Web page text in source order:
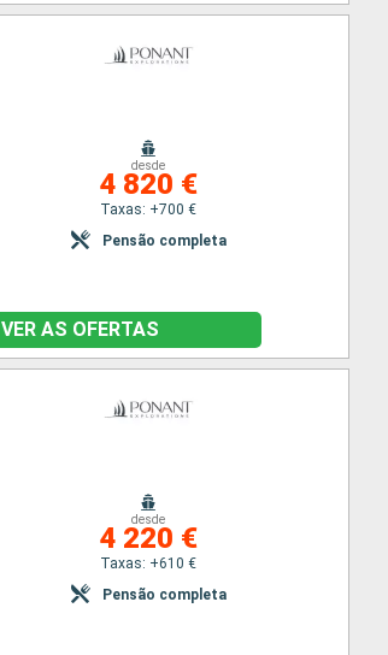
desde
4 820 €
Taxas: +700 €
Pensão completa
VER AS OFERTAS
desde
4 220 €
Taxas: +610 €
Pensão completa